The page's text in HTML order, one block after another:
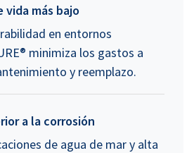
vida más bajo
en entornos
minimiza los gastos a
y reemplazo.
a la corrosión
de agua de mar y alta